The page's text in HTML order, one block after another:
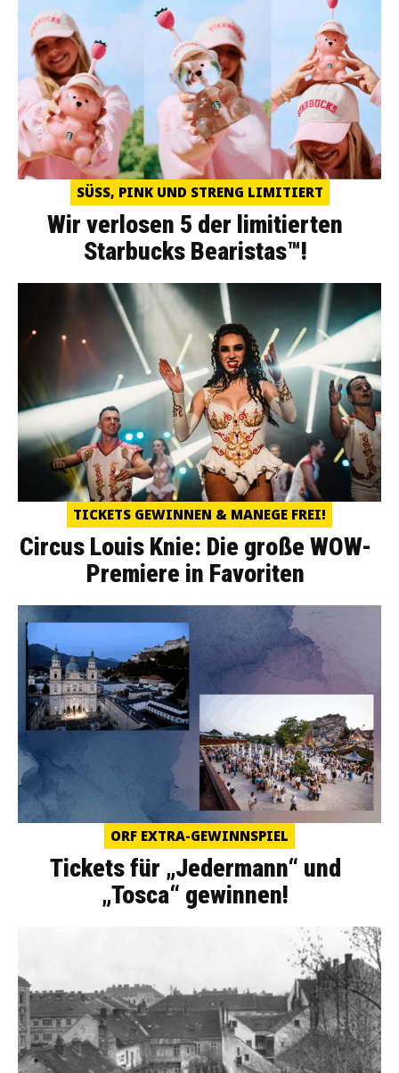
SÜSS, PINK UND STRENG LIMITIERT
Wir verlosen 5 der limitierten
Starbucks Bearistas™!
TICKETS GEWINNEN & MANEGE FREI!
Circus Louis Knie: Die große WOW-
Premiere in Favoriten
ORF EXTRA-GEWINNSPIEL
Tickets für „Jedermann“ und
„Tosca“ gewinnen!